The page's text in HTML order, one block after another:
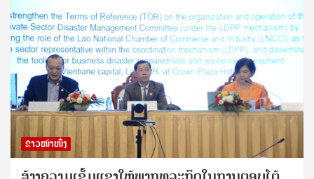
ຂ່າວໜ້າໜຶ່ງ